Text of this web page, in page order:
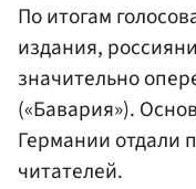
По итогам
издания,
значительно
(«Бавария»).
Германии отдали
читателей.